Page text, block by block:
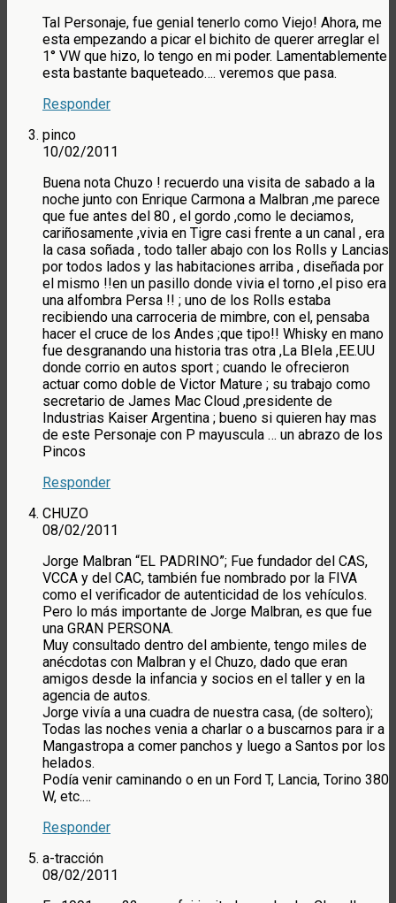
Tal Personaje, fue genial tenerlo como Viejo! Ahora, me
esta empezando a picar el bichito de querer arreglar el
1° VW que hizo, lo tengo en mi poder. Lamentablemente
esta bastante baqueteado…. veremos que pasa.
Responder
pinco
10/02/2011
Buena nota Chuzo ! recuerdo una visita de sabado a la
noche junto con Enrique Carmona a Malbran ,me parece
que fue antes del 80 , el gordo ,como le deciamos,
cariñosamente ,vivia en Tigre casi frente a un canal , era
la casa soñada , todo taller abajo con los Rolls y Lancias
por todos lados y las habitaciones arriba , diseñada por
el mismo !!en un pasillo donde vivia el torno ,el piso era
una alfombra Persa !! ; uno de los Rolls estaba
recibiendo una carroceria de mimbre, con el, pensaba
hacer el cruce de los Andes ;que tipo!! Whisky en mano
fue desgranando una historia tras otra ,La BIela ,EE.UU
donde corrio en autos sport ; cuando le ofrecieron
actuar como doble de Victor Mature ; su trabajo como
secretario de James Mac Cloud ,presidente de
Industrias Kaiser Argentina ; bueno si quieren hay mas
de este Personaje con P mayuscula … un abrazo de los
Pincos
Responder
CHUZO
08/02/2011
Jorge Malbran “EL PADRINO”; Fue fundador del CAS,
VCCA y del CAC, también fue nombrado por la FIVA
como el verificador de autenticidad de los vehículos.
Pero lo más importante de Jorge Malbran, es que fue
una GRAN PERSONA.
Muy consultado dentro del ambiente, tengo miles de
anécdotas con Malbran y el Chuzo, dado que eran
amigos desde la infancia y socios en el taller y en la
agencia de autos.
Jorge vivía a una cuadra de nuestra casa, (de soltero);
Todas las noches venia a charlar o a buscarnos para ir a
Mangastropa a comer panchos y luego a Santos por los
helados.
Podía venir caminando o en un Ford T, Lancia, Torino 380
W, etc.…
Responder
a-tracción
08/02/2011